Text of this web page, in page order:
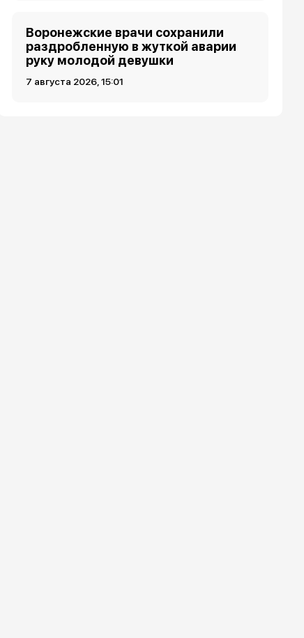
Воронежские врачи сохранили
раздробленную в жуткой аварии
руку молодой девушки
7 августа 2026, 15:01